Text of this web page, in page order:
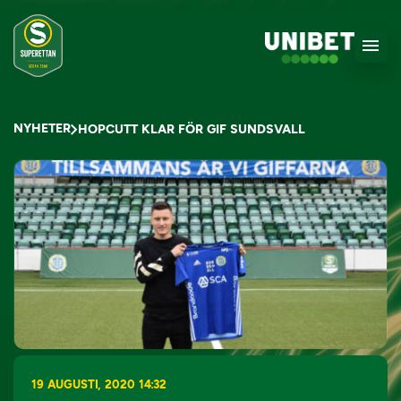
NYHETER HOPCUTT KLAR FÖR GIF SUNDSVALL
19 AUGUSTI, 2020 14:32